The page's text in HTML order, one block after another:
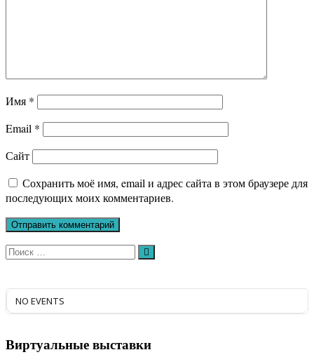
Имя *
Email *
Сайт
Сохранить моё имя, email и адрес сайта в этом браузере для
последующих моих комментариев.
Искать: Поиск
NO EVENTS
Виртуальные выставки